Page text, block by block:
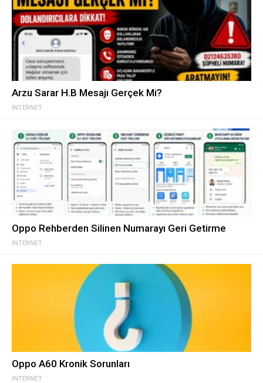
İNTERNET
Arzu Sarar H.B Mesajı Gerçek Mi?
İNTERNET
Oppo Rehberden Silinen Numarayı Geri Getirme
İNTERNET
Oppo A60 Kronik Sorunları